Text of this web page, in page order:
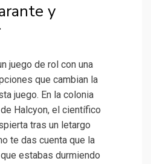
y
juego de rol con una
que cambian la
juego. En la colonia
Halcyon, el científico
tras un letargo
te das cuenta que la
estabas durmiendo